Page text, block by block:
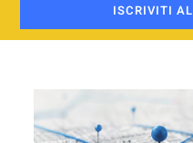
ISCRIVITI